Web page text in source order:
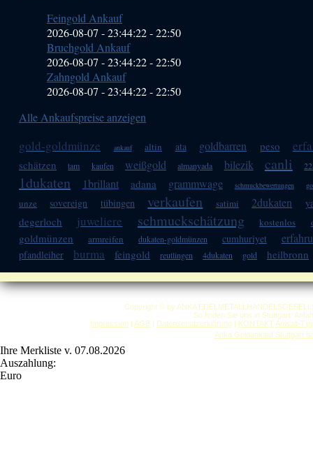
Feingold Ankauf
2026-08-07 - 23:44:22-22:50
Bruchgold Ankauf
2026-08-07 - 23:44:22-22:50
Zahngold Ankauf
2026-08-07 - 23:44:22-22:50
Alle Ankaufspreise anzeigen
gold-goldmünze ankauf altin ata goldbarren peso
schätzen tam kaufen weißgold almanyada bilezik canli
1dukaten 1brillant adana grammwage schmuckbewertungen
unze sovereign tübingen verkaufen satimi 2dukaten
degerloch juweliere schmuckschätzung kostenlos
goldmünzen armreifen dukaten-goldmünzen cumhuriyet
pfandleiher burma feingold reutlingen 4dukaten gold heilbronn
Copyright © by ANKA
So finden Sie uns in Stuttgart:
Impressum | AGB | Datenschutzerklärung | KONTAKT Anwalt-
Anka Goldankauf Stuttgart
Ihre Merkliste v. 07.08.2026
Auszahlung:
Euro